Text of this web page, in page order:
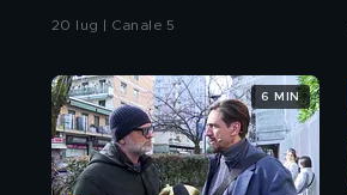
piano ferie
20 lug | Canale 5
6 MIN